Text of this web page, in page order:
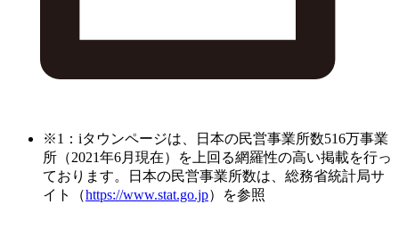
※1：iタウンページは、日本の民営事業所数516万事業
所（2021年6月現在）を上回る網羅性の高い掲載を行っ
ております。日本の民営事業所数は、総務省統計局サ
イト（https://www.stat.go.jp）を参照